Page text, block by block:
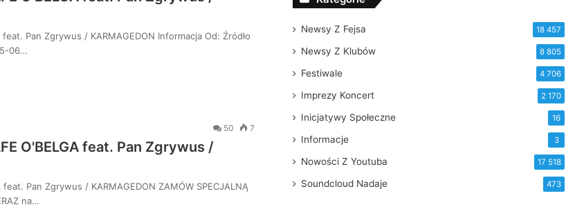
feat. Pan Zgrywus / KARMAGEDON Informacja Od: Źródło
06…
50 7
O'BELGA feat. Pan Zgrywus /
feat. Pan Zgrywus / KARMAGEDON ZAMÓW SPECJALNĄ
na…
Newsy Z Fejsa 18 457
Newsy Z Klubów 8 805
Festiwale 4 706
Imprezy Koncert 2 170
Inicjatywy Społeczne 16
Informacje 3
Nowości Z Youtuba 17 518
Soundcloud Nadaje 473